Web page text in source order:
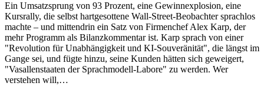
Ein Umsatzsprung von 93 Prozent, eine Gewinnexplosion, eine
Kursrally, die selbst hartgesottene Wall-Street-Beobachter sprachlos
machte – und mittendrin ein Satz von Firmenchef Alex Karp, der
mehr Programm als Bilanzkommentar ist. Karp sprach von einer
"Revolution für Unabhängigkeit und KI-Souveränität", die längst im
Gange sei, und fügte hinzu, seine Kunden hätten sich geweigert,
"Vasallenstaaten der Sprachmodell-Labore" zu werden. Wer
verstehen will,…